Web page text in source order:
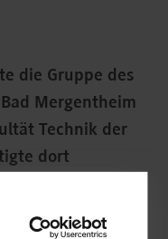
die Gruppe des
Mergentheim
Technik der
dort